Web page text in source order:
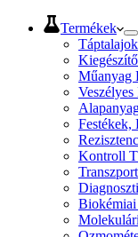
Termékek
Táptalajok
Műanyag
Festékek,
Kontroll
Biokémiai